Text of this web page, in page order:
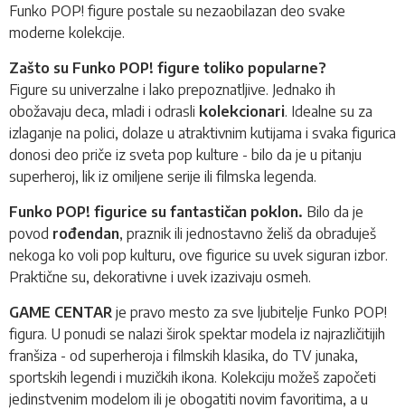
Funko POP! figure postale su nezaobilazan deo svake
moderne kolekcije.
Zašto su Funko POP! figure toliko popularne?
Figure su univerzalne i lako prepoznatljive. Jednako ih
obožavaju deca, mladi i odrasli kolekcionari. Idealne su za
izlaganje na polici, dolaze u atraktivnim kutijama i svaka figurica
donosi deo priče iz sveta pop kulture - bilo da je u pitanju
superheroj, lik iz omiljene serije ili filmska legenda.
Funko POP! figurice su fantastičan poklon. Bilo da je
povod rođendan, praznik ili jednostavno želiš da obraduješ
nekoga ko voli pop kulturu, ove figurice su uvek siguran izbor.
Praktične su, dekorativne i uvek izazivaju osmeh.
GAME CENTAR je pravo mesto za sve ljubitelje Funko POP!
figura. U ponudi se nalazi širok spektar modela iz najrazličitijih
franšiza - od superheroja i filmskih klasika, do TV junaka,
sportskih legendi i muzičkih ikona. Kolekciju možeš započeti
jedinstvenim modelom ili je obogatiti novim favoritima, a u